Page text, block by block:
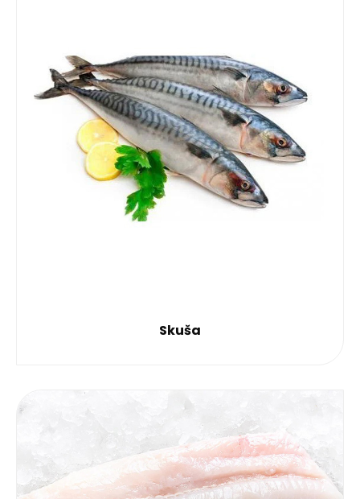
Skuša